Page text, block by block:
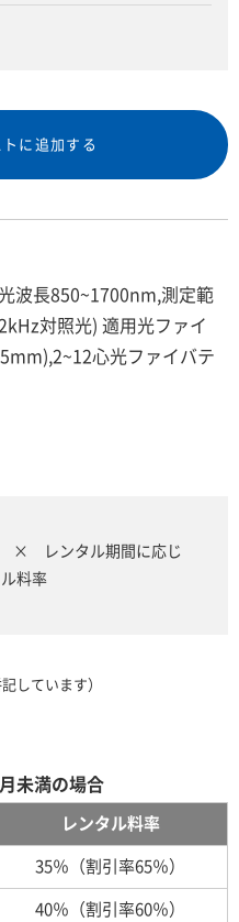
に追加する
波長850~1700nm,測定範
対照光) 適用光ファイ
心光ファイバテ
× レンタル期間に応じ
料率
しています）
未満の場合
レンタル料率
35％（割引率65％）
40％（割引率60％）